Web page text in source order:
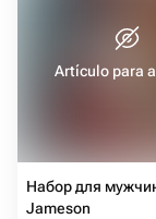
Artículo para
Набор для
Jameson